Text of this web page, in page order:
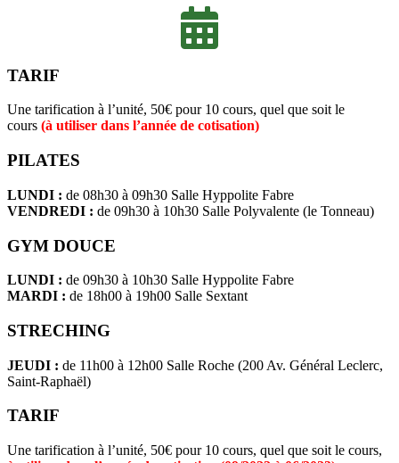
TARIF
Une tarification à l’unité, 50€ pour 10 cours, quel que soit le
cours (à utiliser dans l’année de cotisation)
PILATES
LUNDI : de 08h30 à 09h30 Salle Hyppolite Fabre
VENDREDI : de 09h30 à 10h30 Salle Polyvalente (le Tonneau)
GYM DOUCE
LUNDI : de 09h30 à 10h30 Salle Hyppolite Fabre
MARDI : de 18h00 à 19h00 Salle Sextant
STRECHING
JEUDI : de 11h00 à 12h00 Salle Roche (200 Av. Général Leclerc,
Saint-Raphaël)
TARIF
Une tarification à l’unité, 50€ pour 10 cours, quel que soit le cours,